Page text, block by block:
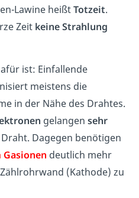
Lawine heißtTotzeit.
Zeit keine Strahlung
ist: Einfallende
meistens die
in der Nähe des Drahtes.
gelangensehr
Dagegen benötigen
Gasionen deutlich mehr
(Kathode) zu